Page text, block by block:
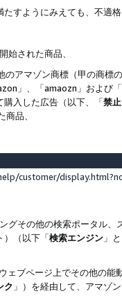
すようにみえても、不適
始された商品、
のアマゾン商標（甲の商
」、「amaozn」および
購入した広告（以下、「禁
品、
customer/
グその他の検索ポータル
）（以下「検索エンジン 」
ェブページ上でその他の
ク 」）を経由して、アマゾ